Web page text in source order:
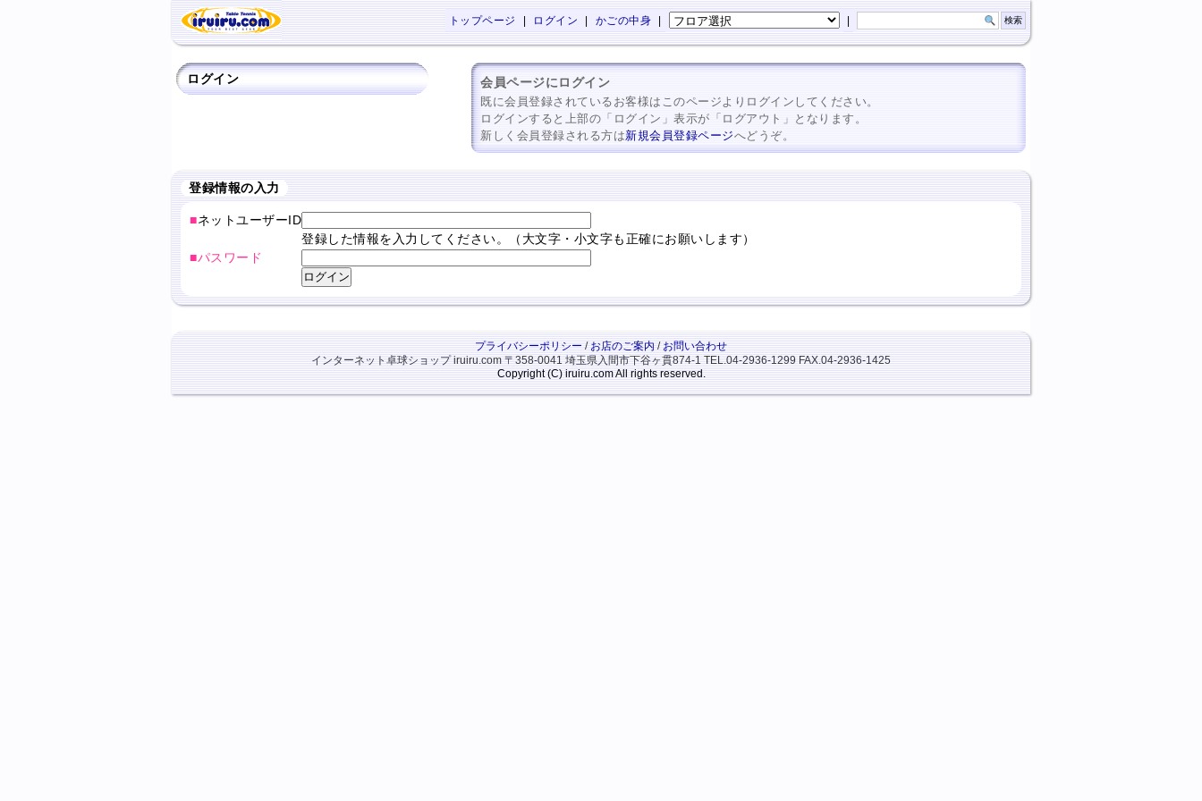
かごの中身
ログイン
トップページ
ログイン 会員ページにログイン
既に会員登録されているお客様はこのページよりログインしてください。
ログインすると上部の「ログイン」表示が「ログアウト」となります。
新しく会員登録される方は新規会員登録ページへどうぞ。
登録情報の入力
■ネットユーザーID
登録した情報を入力してください。（大文字・小文字も正確にお願いします）
■パスワード
プライバシーポリシー/お店のご案内/お問い合わせ
インターネット卓球ショップ iruiru.com〒358-0041 埼玉県入間市下谷ヶ貫874-1TEL.04-2936-1299 FAX.04-2936-1425
Copyright (C) iruiru.com All rights reserved.